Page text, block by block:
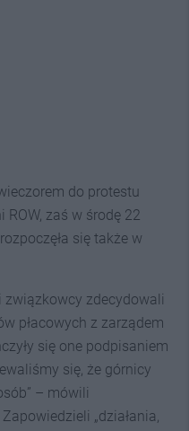
do protestu
ROW, zaś w środę 22
się także w
zdecydowali
płacowych z zarządem
się one podpisaniem
się, że górnicy
– mówili
„działania,